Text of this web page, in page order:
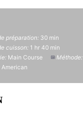
préparation: 30 min
cuisson: 1 hr 40 min
Main Course Méthode:
American